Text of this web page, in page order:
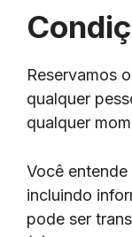
Reservamos
qualquer
qualquer
Você
incluindo
pode ser